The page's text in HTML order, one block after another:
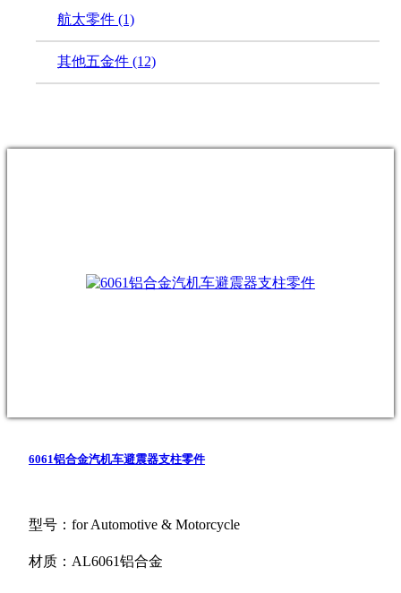
航太零件 (1)
其他五金件 (12)
6061铝合金汽机车避震器支柱零件
型号：for Automotive & Motorcycle
材质：AL6061铝合金